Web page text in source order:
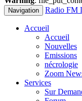
Navigation Radio FM
Accueil
Accueil
Nouvelles
Emissions
nécrologie
Zoom
Services
Sur